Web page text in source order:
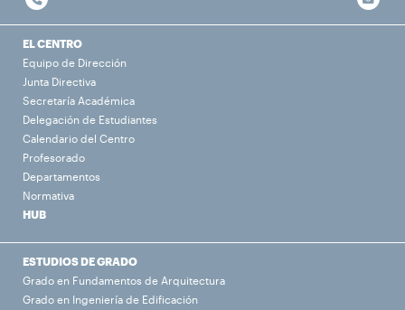
EL CENTRO
Equipo de Dirección
Junta Directiva
Secretaría Académica
Delegación de Estudiantes
Calendario del Centro
Profesorado
Departamentos
Normativa
HUB
ESTUDIOS DE GRADO
Grado en Fundamentos de Arquitectura
Grado en Ingeniería de Edificación